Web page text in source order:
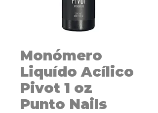
Monómero
Liquído Acílico
Pivot 1 oz
Punto Nails